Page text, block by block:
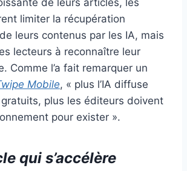
de leurs articles, les
limiter la récupération
leurs contenus par les IA, mais
lecteurs à reconnaître leur
Comme l’a fait remarquer un
Mobile, « plus l’IA diffuse
plus les éditeurs doivent
pour exister ».
qui s’accélère